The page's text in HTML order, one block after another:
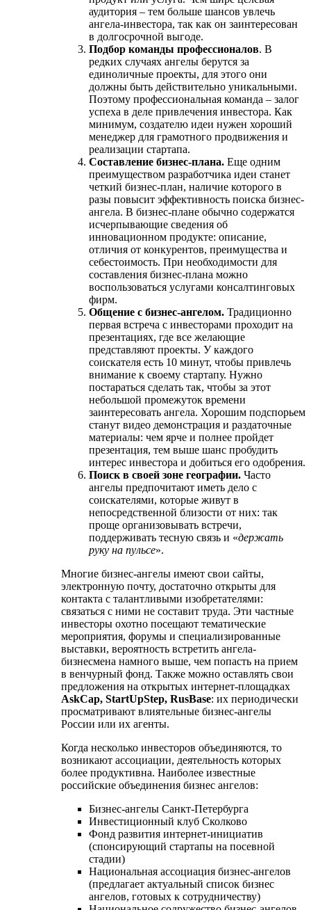
аудитория – тем больше шансов увлечь
ангела-инвестора, так как он заинтересован
в долгосрочной выгоде.
Подбор команды профессионалов. В
редких случаях ангелы берутся за
единоличные проекты, для этого они
должны быть действительно уникальными.
Поэтому профессиональная команда – залог
успеха в деле привлечения инвестора. Как
минимум, создателю идеи нужен хороший
менеджер для грамотного продвижения и
реализации стартапа.
Составление бизнес-плана. Еще одним
преимуществом разработчика идеи станет
четкий бизнес-план, наличие которого в
разы повысит эффективность поиска бизнес-
ангела. В бизнес-плане обычно содержатся
исчерпывающие сведения об
инновационном продукте: описание,
отличия от конкурентов, преимущества и
себестоимость. При необходимости для
составления бизнес-плана можно
воспользоваться услугами консалтинговых
фирм.
Общение с бизнес-ангелом. Традиционно
первая встреча с инвесторами проходит на
презентациях, где все желающие
представляют проекты. У каждого
соискателя есть 10 минут, чтобы привлечь
внимание к своему стартапу. Нужно
постараться сделать так, чтобы за этот
небольшой промежуток времени
заинтересовать ангела. Хорошим подспорьем
станут видео демонстрация и раздаточные
материалы: чем ярче и полнее пройдет
презентация, тем выше шанс пробудить
интерес инвестора и добиться его одобрения.
Поиск в своей зоне географии. Часто
ангелы предпочитают иметь дело с
соискателями, которые живут в
непосредственной близости от них: так
проще организовывать встречи,
поддерживать тесную связь и «держать
руку на пульсе».
Многие бизнес-ангелы имеют свои сайты,
электронную почту, достаточно открыты для
контакта с талантливыми изобретателями:
связаться с ними не составит труда. Эти частные
инвесторы охотно посещают тематические
мероприятия, форумы и специализированные
выставки, вероятность встретить ангела-
бизнесмена намного выше, чем попасть на прием
в венчурный фонд. Также можно оставлять свои
предложения на открытых интернет-площадках
AskCap, StartUpStep, RusBase: их периодически
просматривают влиятельные бизнес-ангелы
России или их агенты.
Когда несколько инвесторов объединяются, то
возникают ассоциации, деятельность которых
более продуктивна. Наиболее известные
российские объединения бизнес ангелов:
Бизнес-ангелы Санкт-Петербурга
Инвестиционный клуб Сколково
Фонд развития интернет-инициатив
(спонсирующий стартапы на посевной
стадии)
Национальная ассоциация бизнес-ангелов
(предлагает актуальный список бизнес
ангелов, готовых к сотрудничеству)